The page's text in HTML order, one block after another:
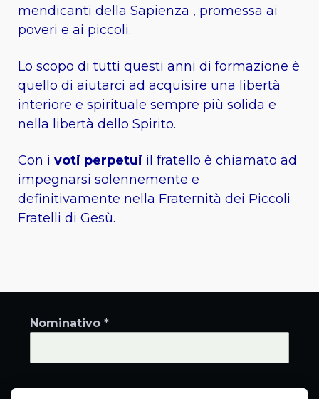
mendicanti della Sapienza , promessa ai
poveri e ai piccoli.
Lo scopo di tutti questi anni di formazione è
quello di aiutarci ad acquisire una libertà
interiore e spirituale sempre più solida e
nella libertà dello Spirito.
Con i voti perpetui il fratello è chiamato ad
impegnarsi solennemente e
definitivamente nella Fraternità dei Piccoli
Fratelli di Gesù.
Nominativo *